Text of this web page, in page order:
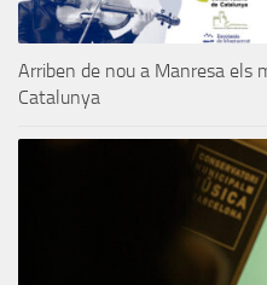
Arriben de nou a Manresa els
Catalunya